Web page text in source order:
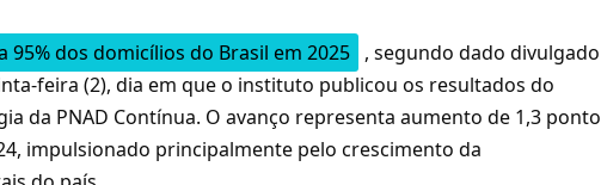
95% dos domicílios do Brasil em 2025 ,segundo dado divulgado
feira (2), dia em que o instituto publicou os resultados do
da PNAD Contínua. O avanço representa aumento de 1,3 ponto
impulsionado principalmente pelo crescimento da